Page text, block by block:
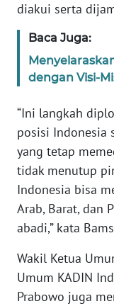
diakui serta
Baca Juga:
dengan Visi-
“Ini langkah
posisi Indonesia
yang tetap
tidak menutup
Indonesia bisa
Arab, Barat, dan
abadi,” kata
Wakil Ketua
Umum KADIN
Prabowo juga
WN
WN
SULTRA
WN
NTB
WN
SULTENG
WN
SULBAR
WN
BABEL